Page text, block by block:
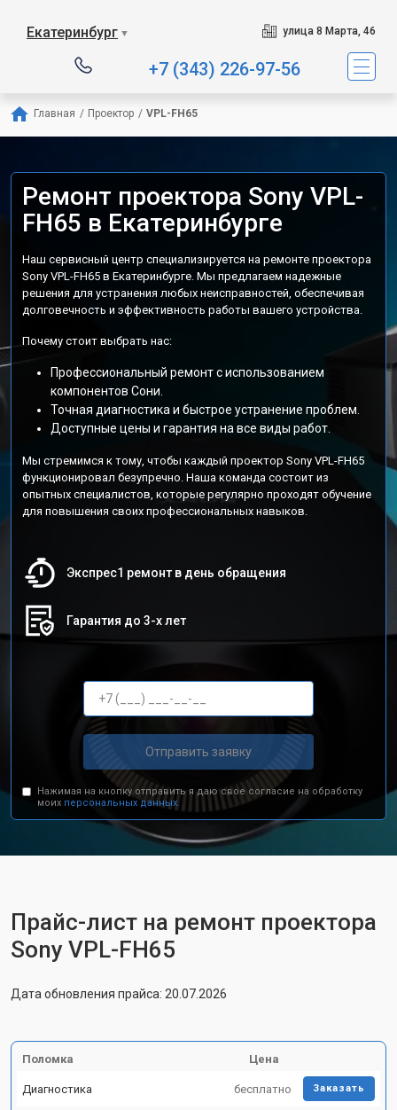
Екатеринбург ▼ улица 8 Марта, 46
+7 (343) 226-97-56
Главная / Проектор / VPL-FH65
Ремонт проектора Sony VPL-
FH65 в Екатеринбурге
Наш сервисный центр специализируется на ремонте проектора
Sony VPL-FH65 в Екатеринбурге. Мы предлагаем надежные
решения для устранения любых неисправностей, обеспечивая
долговечность и эффективность работы вашего устройства.
Почему стоит выбрать нас:
Профессиональный ремонт с использованием
компонентов Сони.
Точная диагностика и быстрое устранение проблем.
Доступные цены и гарантия на все виды работ.
Мы стремимся к тому, чтобы каждый проектор Sony VPL-FH65
функционировал безупречно. Наша команда состоит из
опытных специалистов, которые регулярно проходят обучение
для повышения своих профессиональных навыков.
Экспрес1 ремонт в день обращения
Гарантия до 3-х лет
Отправить заявку
Нажимая на кнопку отправить я даю свое согласие на обработку
моих персональных данных.
Прайс-лист на ремонт проектора
Sony VPL-FH65
Дата обновления прайса: 20.07.2026
Поломка Цена
Диагностика бесплатно Заказать